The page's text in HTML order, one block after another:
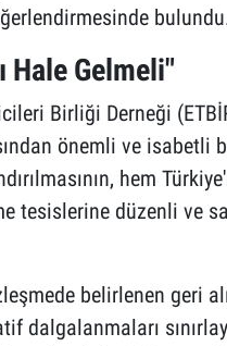
Hale Gelmeli"
Birliği Derneği
önemli ve isabetli
hem
tesislerine düzenli ve
belirlenen geri
dalgalanmaları